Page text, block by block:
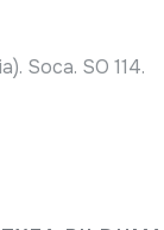
Soca. SO 114.